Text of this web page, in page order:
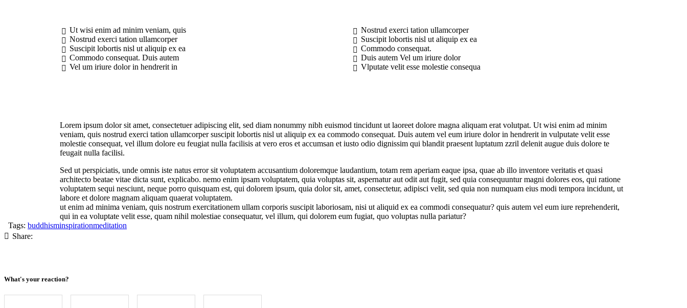
Ut wisi enim ad minim veniam, quis
Nostrud exerci tation ullamcorper
Suscipit lobortis nisl ut aliquip ex ea
Commodo consequat. Duis autem
Vel um iriure dolor in hendrerit in
Nostrud exerci tation ullamcorper
Suscipit lobortis nisl ut aliquip ex ea
Commodo consequat.
Duis autem Vel um iriure dolor
Vlputate velit esse molestie consequa
Lorem ipsum dolor sit amet, consectetuer adipiscing elit, sed diam nonummy nibh euismod tincidunt ut laoreet dolore magna aliquam erat volutpat. Ut wisi enim ad minim
veniam, quis nostrud exerci tation ullamcorper suscipit lobortis nisl ut aliquip ex ea commodo consequat. Duis autem vel eum iriure dolor in hendrerit in vulputate velit esse
molestie consequat, vel illum dolore eu feugiat nulla facilisis at vero eros et accumsan et iusto odio dignissim qui blandit praesent luptatum zzril delenit augue duis dolore te
feugait nulla facilisi.
Sed ut perspiciatis, unde omnis iste natus error sit voluptatem accusantium doloremque laudantium, totam rem aperiam eaque ipsa, quae ab illo inventore veritatis et quasi
architecto beatae vitae dicta sunt, explicabo. nemo enim ipsam voluptatem, quia voluptas sit, aspernatur aut odit aut fugit, sed quia consequuntur magni dolores eos, qui ratione
voluptatem sequi nesciunt, neque porro quisquam est, qui dolorem ipsum, quia dolor sit, amet, consectetur, adipisci velit, sed quia non numquam eius modi tempora incidunt, ut
labore et dolore magnam aliquam quaerat voluptatem.
ut enim ad minima veniam, quis nostrum exercitationem ullam corporis suscipit laboriosam, nisi ut aliquid ex ea commodi consequatur? quis autem vel eum iure reprehenderit,
qui in ea voluptate velit esse, quam nihil molestiae consequatur, vel illum, qui dolorem eum fugiat, quo voluptas nulla pariatur?
Tags: buddhisminspirationmeditation
Share:
What's your reaction?